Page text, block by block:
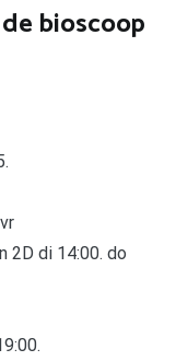
bioscoop
2D di 14:00. do